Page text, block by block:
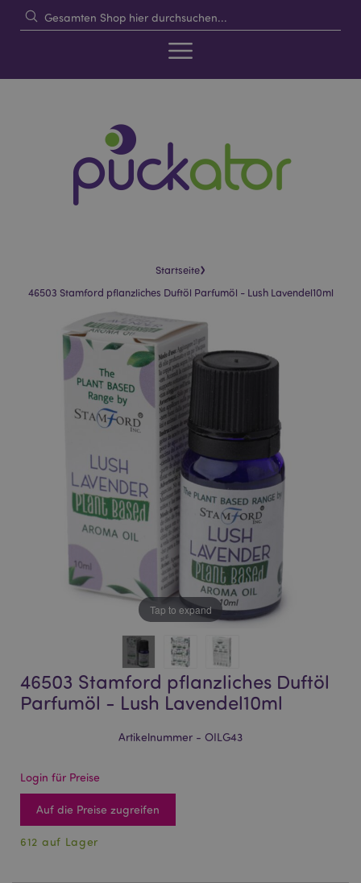
Startseite›
46503 Stamford pflanzliches Duftöl Parfumöl - Lush Lavendel10ml
Tap to expand
46503 Stamford pflanzliches Duftöl
Parfumöl - Lush Lavendel10ml
Artikelnummer - OILG43
Login für Preise
Auf die Preise zugreifen
612 auf Lager